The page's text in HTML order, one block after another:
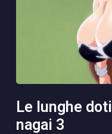
le lunghe doti della signorina
nagai 3